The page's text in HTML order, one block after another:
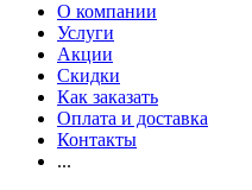
О компании
Услуги
Акции
Скидки
Как заказать
Оплата и доставка
Контакты
...